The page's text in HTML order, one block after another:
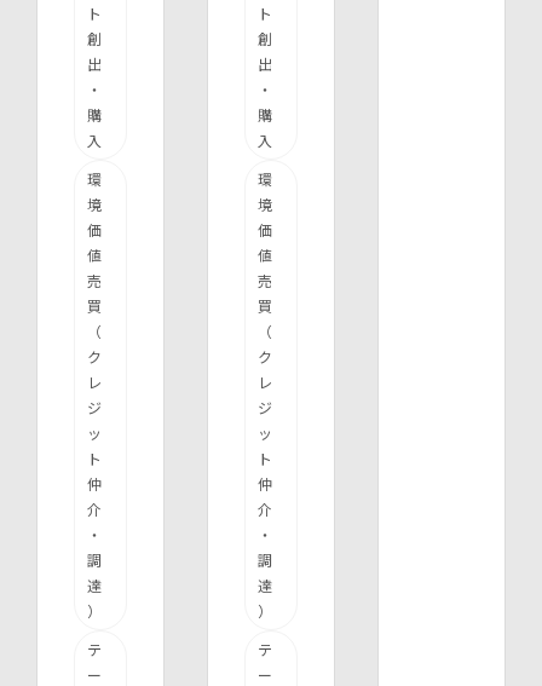
ト
創
出
・
購
入
環
境
価
値
売
買
（
ク
レ
ジ
ッ
ト
仲
介
・
調
達
）
テ
ー
ト
創
出
・
購
入
環
境
価
値
売
買
（
ク
レ
ジ
ッ
ト
仲
介
・
調
達
）
テ
ー